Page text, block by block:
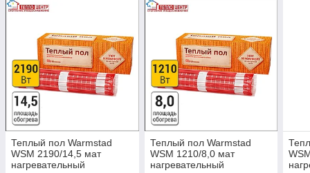
Теплый пол Warmstad
WSM 2190/14,5 мат
нагревательный
Теплый пол Warmstad
WSM 1210/8,0 мат
нагревательный